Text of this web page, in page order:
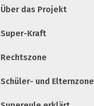
Über das Projekt
Super-Kraft
Rechtszone
Schüler- und Elternzone